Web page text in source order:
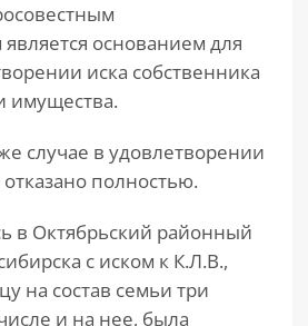
основанием для
иска собственника
имущества.
случае в удовлетворении
полностью.
в Октябрьский районный
с иском к К.Л.В.,
на состав семьи три
и на нее, была